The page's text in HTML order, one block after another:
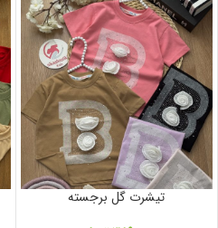
تیشرت گل برجسته